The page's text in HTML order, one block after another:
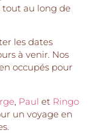
tout au long de
les dates
à venir. Nos
occupés pour
, Paul et Ringo
un voyage en